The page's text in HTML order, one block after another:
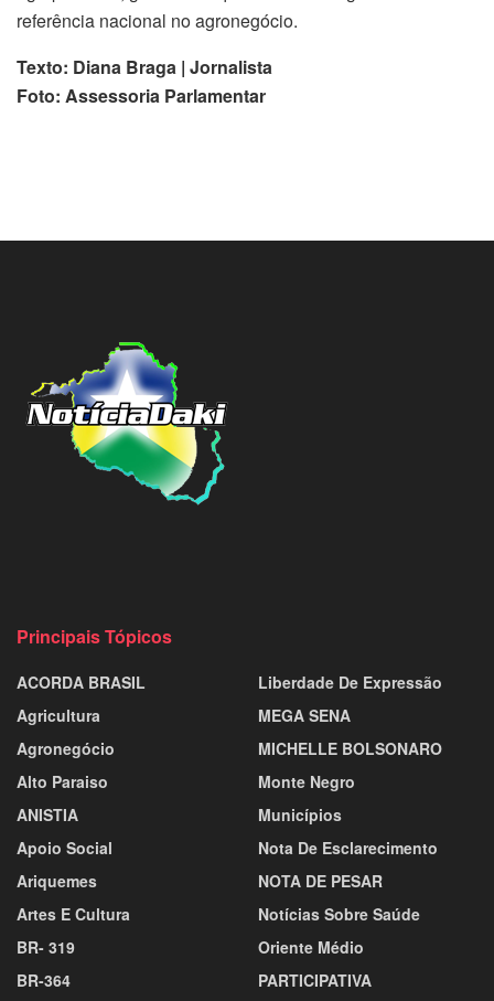
referência nacional no agronegócio.
Texto: Diana Braga | Jornalista
Foto: Assessoria Parlamentar
Principais Tópicos
ACORDA BRASIL
Agricultura
Agronegócio
Alto Paraiso
ANISTIA
Apoio Social
Ariquemes
Artes E Cultura
BR- 319
BR-364
Liberdade De Expressão
MEGA SENA
MICHELLE BOLSONARO
Monte Negro
Municípios
Nota De Esclarecimento
NOTA DE PESAR
Notícias Sobre Saúde
Oriente Médio
PARTICIPATIVA